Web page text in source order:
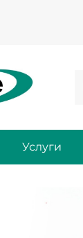
Услуги